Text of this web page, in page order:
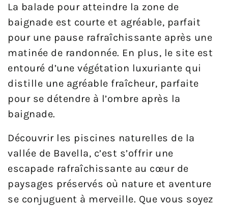
La balade pour atteindre la zone de
baignade est courte et agréable, parfait
pour une pause rafraîchissante après une
matinée de randonnée. En plus, le site est
entouré d’une végétation luxuriante qui
distille une agréable fraîcheur, parfaite
pour se détendre à l’ombre après la
baignade.
Découvrir les piscines naturelles de la
vallée de Bavella, c’est s’offrir une
escapade rafraîchissante au cœur de
paysages préservés où nature et aventure
se conjuguent à merveille. Que vous soyez